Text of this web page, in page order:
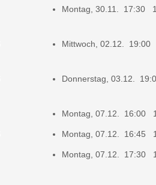
Montag, 30.11. 17:30
Mittwoch, 02.12.
Donnerstag, 03.12.
Montag, 07.12. 16:00
Montag, 07.12. 16:45
Montag, 07.12. 17:30